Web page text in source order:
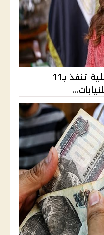
قرارات وزيرة التنمية المحلية تنفذ بـ11